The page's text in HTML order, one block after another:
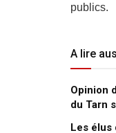
publics.
A lire
Opinion
du Tarn
Les élus